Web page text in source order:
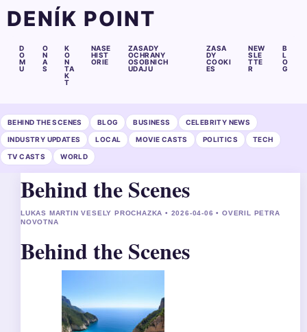
DENÍK POINT
D
O
M
U
O
N
A
S
K
O
N
TA
K
T
NASE
HIST
ORIE
ZASADY
OCHRANY
OSOBNICH
UDAJU
ZASA
DY
COOKI
ES
NEW
SLE
TTE
R
B
L
O
G
BEHIND THE SCENES BLOG BUSINESS CELEBRITY NEWS
INDUSTRY UPDATES LOCAL MOVIE CASTS POLITICS TECH
TV CASTS WORLD
Behind the Scenes
LUKAS MARTIN VESELY PROCHAZKA • 2026-04-06 • OVERIL PETRA
NOVOTNA
Behind the Scenes